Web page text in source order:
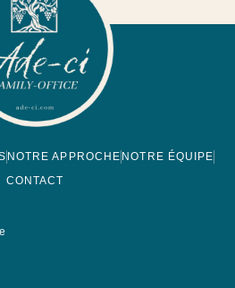
NOTRE APPROCHE NOTRE ÉQUIPE
CONTACT